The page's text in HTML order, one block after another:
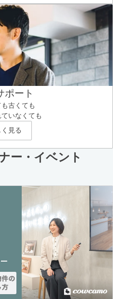
ポート
古くても
いなくても
見る
ー・イベント